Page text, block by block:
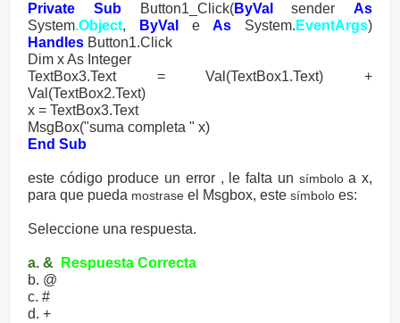
Private SubButton1_Click(ByVal sender As
System.Object, ByVal eAs System. EventArgs)
Handles Button1.Click
Dim x As Integer
TextBox3.Text = Val(TextBox1.Text) +
Val(TextBox2.Text)
x = TextBox3.Text
MsgBox("suma completa " x)
End Sub
este código produce un error , le falta un símboloa x,
para que pueda mostrase el Msgbox, este símbolo es:
Seleccione una respuesta.
a. &
Respuesta Correcta
b. @
c. #
d. +